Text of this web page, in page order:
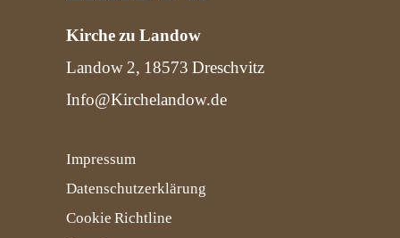
Kirche zu Landow
Landow 2, 18573 Dreschvitz
Info@Kirchelandow.de
Impressum
Datenschutzerklärung
Cookie Richtline